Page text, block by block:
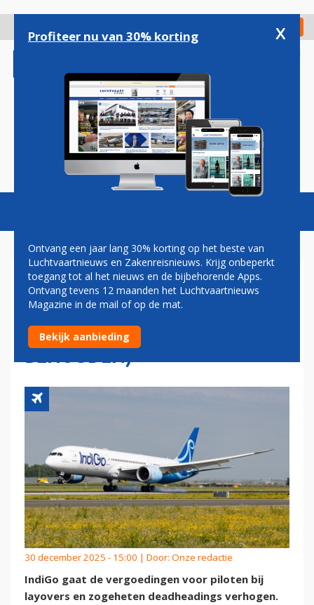
gaan
Check in
Magazine Podcasts Vacatures
INDIGO WIL PILOTEN MET
VERHOOGDE TOESLAGEN
TEGEMOET KOMEN (EN
BEHOUDEN)
30 december 2025 - 15:00 | Door: Onze redactie
IndiGo gaat de vergoedingen voor piloten bij
layovers en zogeheten deadheadings verhogen.
Profiteer nu van 30% korting x
Ontvang een jaar lang 30% korting op het beste van
Luchtvaartnieuws en Zakenreisnieuws. Krijg onbeperkt
toegang tot al het nieuws en de bijbehorende Apps.
Ontvang tevens 12 maanden het Luchtvaartnieuws
Magazine in de mail of op de mat.
Bekijk aanbieding